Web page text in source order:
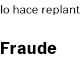
lo hace
Fraude